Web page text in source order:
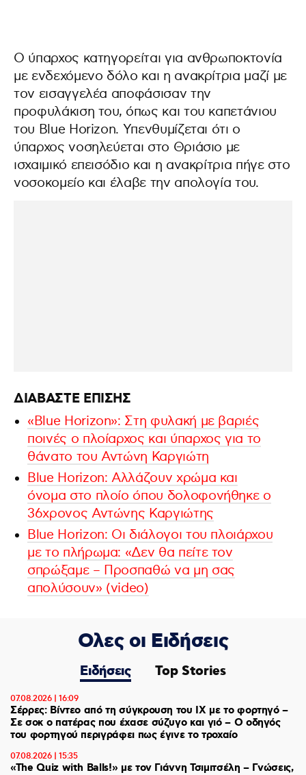
Ο ύπαρχος κατηγορείται για ανθρωποκτονία
με ενδεχόμενο δόλο και η ανακρίτρια μαζί με
τον εισαγγελέα αποφάσισαν την
προφυλάκιση του, όπως και του καπετάνιου
του Blue Horizon. Υπενθυμίζεται ότι ο
ύπαρχος νοσηλεύεται στο Θριάσιο με
ισχαιμικό επεισόδιο και η ανακρίτρια πήγε στο
νοσοκομείο και έλαβε την απολογία του.
ΔΙΑΒΑΣΤΕ ΕΠΙΣΗΣ
«Blue Horizon»: Στη φυλακή με βαριές
ποινές ο πλοίαρχος και ύπαρχος για το
θάνατο του Αντώνη Καργιώτη
Blue Horizon: Αλλάζουν χρώμα και
όνομα στο πλοίο όπου δολοφονήθηκε ο
36χρονος Αντώνης Καργιώτης
Βlue Horizon: Οι διάλογοι του πλοιάρχου
με το πλήρωμα: «Δεν θα πείτε τον
σπρώξαμε – Προσπαθώ να μη σας
απολύσουν» (video)
Ολες οι Ειδήσεις
Ειδήσεις Top Stories
07.08.2026 | 16:09
Σέρρες: Βίντεο από τη σύγκρουση του ΙΧ με το φορτηγό –
Σε σοκ ο πατέρας που έχασε σύζυγο και γιό – Ο οδηγός
του φορτηγού περιγράφει πως έγινε το τροχαίο
07.08.2026 | 15:35
«The Quiz with Balls!» με τον Γιάννη Τσιμιτσέλη – Γνώσεις,